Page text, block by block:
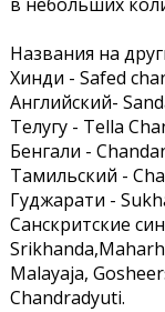
в небольших
Названия на
Хинди - Safed
Английский-
Телугу - Tella
Бенгали -
Тамильский -
Гуджарати -
Санскритские
Malayaja,
Chandradyuti.